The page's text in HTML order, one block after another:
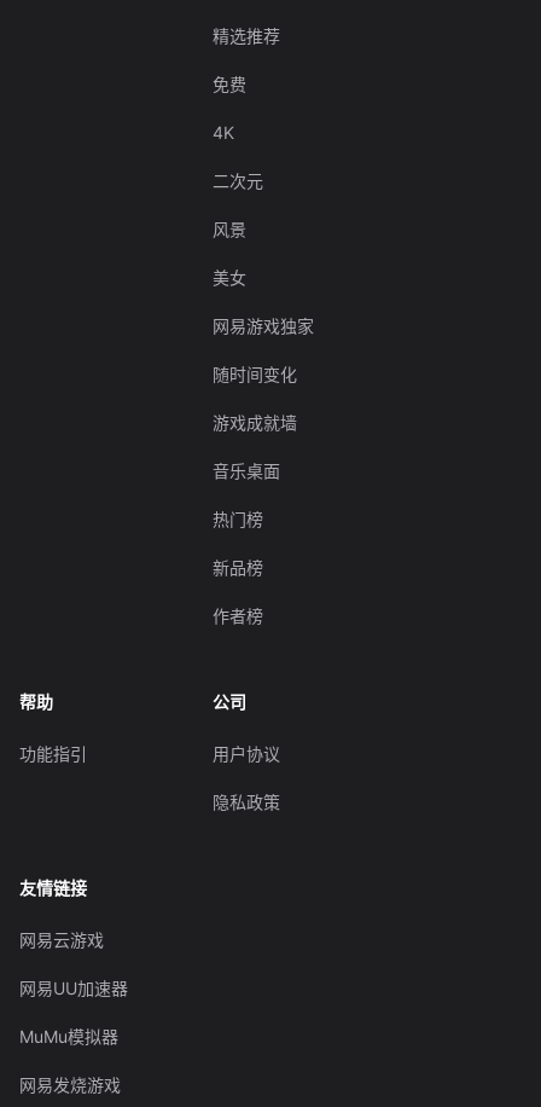
精选推荐
免费
4K
二次元
风景
美女
网易游戏独家
随时间变化
游戏成就墙
音乐桌面
热门榜
新品榜
作者榜
帮助
功能指引
公司
用户协议
隐私政策
友情链接
网易云游戏
网易UU加速器
MuMu模拟器
网易发烧游戏